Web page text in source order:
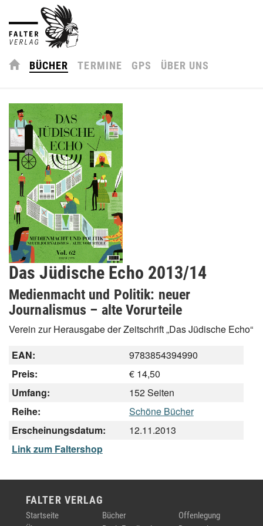
BÜCHER TERMINE GPS ÜBER UNS
Das Jüdische Echo 2013/14
Medienmacht und Politik: neuer
Journalismus – alte Vorurteile
Verein zur Herausgabe der Zeitschrift „Das Jüdische Echo“
EAN:
9783854394990
Preis:
€ 14,50
Umfang:
152 Seiten
Reihe:
Schöne Bücher
Erscheinungsdatum:
12.11.2013
Link zum Faltershop
FALTER VERLAG
Startseite
Bücher
Offenlegung